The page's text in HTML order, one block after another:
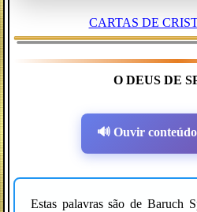
CARTAS DE
O DEUS DE
🔊 Ouvir
Estas palavras são de Baruch